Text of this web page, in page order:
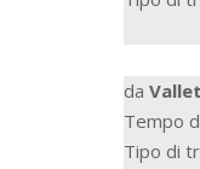
da
Tempo
Tipo di